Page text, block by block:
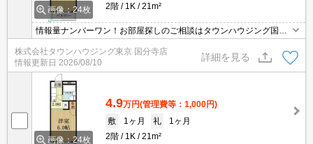
画像：24枚
2階
1K 21m²
情報量ナンバーワン！お部屋探しのご相談はタウンハウジング国分
寺店にお任せを！
株式会社タウンハウジング東京 国分寺店
情報更新日 2026/08/10
詳細を見る
画像：24枚
4.9万円(管理費等：1,000円)
敷
1ヶ月 礼
1ヶ月
2階
1K 21m²